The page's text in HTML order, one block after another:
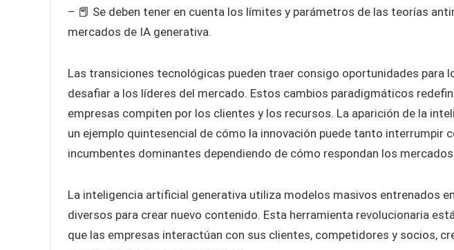
– 📕 Se deben tener en cuenta los límites y parámetros de las teorías
mercados de IA generativa.
Las transiciones tecnológicas pueden traer consigo oportunidades para
desafiar a los líderes del mercado. Estos cambios paradigmáticos
empresas compiten por los clientes y los recursos. La aparición de la
un ejemplo quintesencial de cómo la innovación puede tanto interrumpir
incumbentes dominantes dependiendo de cómo respondan los
La inteligencia artificial generativa utiliza modelos masivos entrenados
diversos para crear nuevo contenido. Esta herramienta revolucionaria
que las empresas interactúan con sus clientes, competidores y socios,